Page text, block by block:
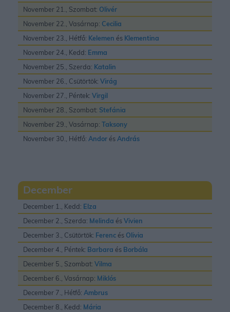
November 21., Szombat: Olivér
November 22., Vasárnap: Cecilia
November 23., Hétfő: Kelemen és Klementina
November 24., Kedd: Emma
November 25., Szerda: Katalin
November 26., Csütörtök: Virág
November 27., Péntek: Virgil
November 28., Szombat: Stefánia
November 29., Vasárnap: Taksony
November 30., Hétfő: Andor ésAndrás
December
December 1., Kedd: Elza
December 2., Szerda: Melinda ésVivien
December 3., Csütörtök: Ferenc és Olivia
December 4., Péntek: Barbara és Borbála
December 5., Szombat: Vilma
December 6., Vasárnap: Miklós
December 7., Hétfő: Ambrus
December 8., Kedd: Mária